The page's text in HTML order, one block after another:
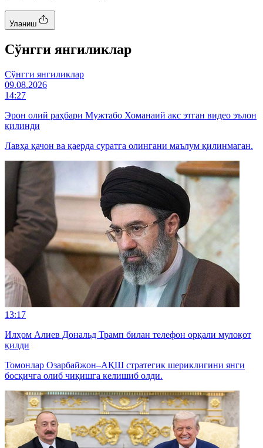
Уланиш
Cўнгги янгиликлар
Cўнгги янгиликлар
09.08.2026
14:27
Эрон олий раҳбари Мужтабо Хоманаий акс этган видео эълон
қилинди
Лавҳа қачон ва қаерда суратга олингани маълум қилинмаган.
13:17
Илҳом Алиев Дональд Трамп билан телефон орқали мулоқот
қилди
Томонлар Озарбайжон–АҚШ стратегик шериклигини янги
босқичга олиб чиқишга келишиб олди.